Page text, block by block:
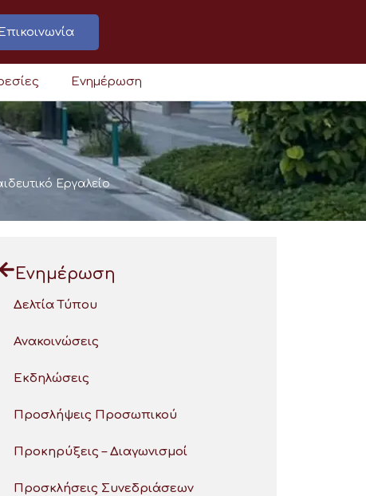
Επικοινωνία
Ενημέρωση
Εργαλείο
Ενημέρωση
Δελτία Τύπου
Ανακοινώσεις
Εκδηλώσεις
Προσλήψεις Προσωπικού
Προκηρύξεις – Διαγωνισμοί
Προσκλήσεις Συνεδριάσεων